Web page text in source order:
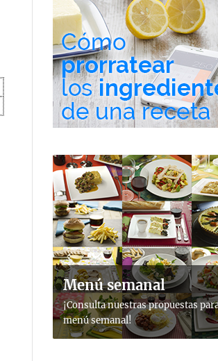
Menú semanal
¡Consulta nuestras propuestas
menú semanal!